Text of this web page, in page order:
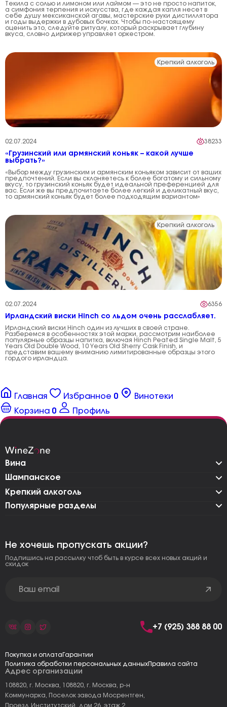
Текила с солью и лимоном или лаймом — это не просто напиток,
а симфония терпения и искусства, где каждая капля несет в
себе душу мексиканской агавы, мастерские руки дистиллятора
и годы выдержки в дубовых бочках. Чтобы по-настоящему
оценить это, следуйте ритуалу, который раскрывает глубину
вкуса, словно дирижер управляет оркестром.
Крепкий алкоголь
02.07.2024 38233
«Грузинский или армянский коньяк – какой лучше
выбрать?»
«Выбор между грузинским и армянским коньяком зависит от ваших
предпочтений. Если вы склоняетесь к более богатому и сильному
вкусу, то грузинский коньяк будет идеальной преференцией для
вас. Если же вы предпочитаете более легкий и деликатный вкус,
то армянский коньяк будет более подходящим вариантом»
Крепкий алкоголь
02.07.2024 6356
Ирландский виски Hinch со льдом очень расслабляет.
Ирландский виски Hinch один из лучших в своей стране.
Разберемся в особенностях этой марки, рассмотрим наиболее
популярные образцы напитка, включая Hinch Peated Single Malt, 5
Years Old Double Wood, 10 Years Old Sherry Cask Finish, и
представим вашему вниманию лимитированные образцы этого
гордого ирландца.
Главная Избранное 0
Винотеки
Корзина 0 Профиль
Вина
Шампанское
Крепкий алкоголь
Популярные разделы
Адрес организации
108820, г. Москва, 108820, г. Москва, р-н
Коммунарка, Поселок завода Мосрентген,
Проезд Институтский, дом 26, этаж 2,
Не хочешь пропускать акции?
Подпишись на рассылку чтоб быть в курсе всех новых акций и
скидок
+7 (925) 388 88 00
Покупка и оплата Гарантии
Политика обработки персональных данныхПравила сайта